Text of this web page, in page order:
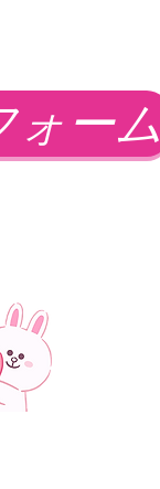
ォーム